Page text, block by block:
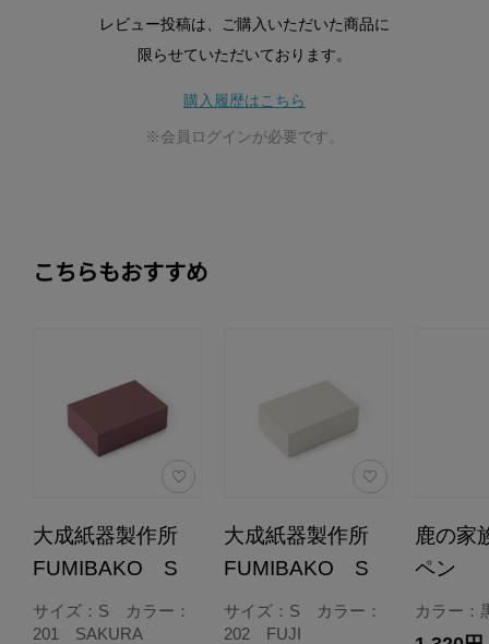
レビュー投稿は、ご購入いただいた商品に
限らせていただいております。
購入履歴はこちら
※会員ログインが必要です。
こちらもおすすめ
大成紙器製作所
FUMIBAKO S
サイズ：S カラー：
201 SAKURA
大成紙器製作所
FUMIBAKO S
サイズ：S カラー：
202 FUJI
鹿の
ペン
カラー：